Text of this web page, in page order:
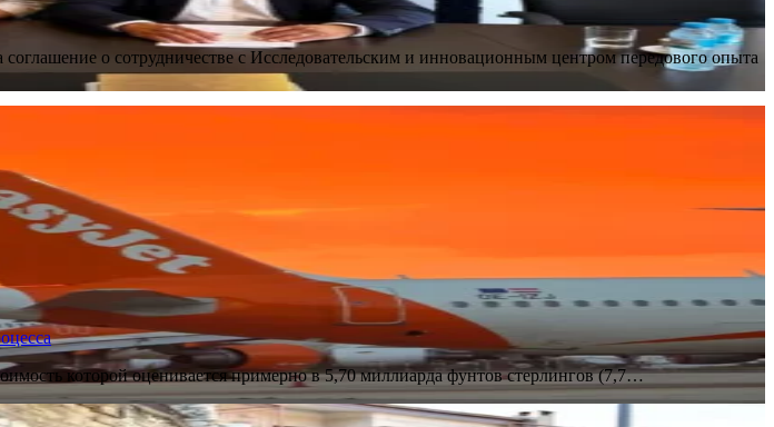
о сотрудничестве с Исследовательским и инновационным центром передового опыта
которой оценивается примерно в 5,70 миллиарда фунтов стерлингов (7,7…